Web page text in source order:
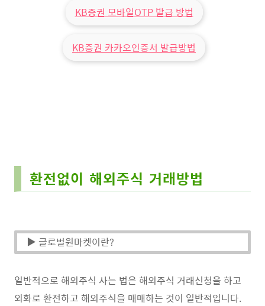
KB증권 모바일OTP 발급 방법
KB증권 카카오인증서 발급방법
환전없이 해외주식 거래방법
▶ 글로벌원마켓이란?
일반적으로 해외주식 사는 법은 해외주식 거래신청을 하고
외화로 환전하고 해외주식을 매매하는 것이 일반적입니다.